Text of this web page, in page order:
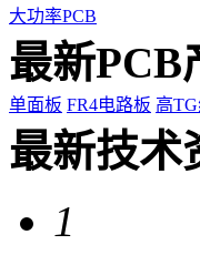
大功率PCB
最新PCB
单面板 FR4电路板 高
最新技术
1